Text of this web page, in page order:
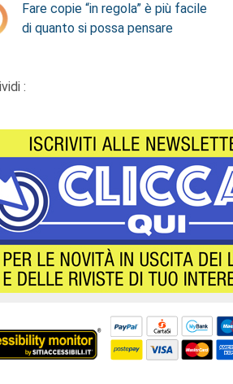
Fare copie “in regola” è più facile
di quanto si possa pensare
: